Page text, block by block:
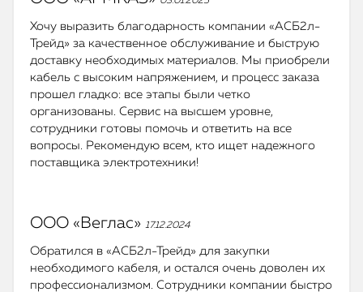
Хочу выразить благодарность компании «АСБ2л-
Трейд» за качественное обслуживание и быструю
доставку необходимых материалов. Мы приобрели
кабель с высоким напряжением, и процесс заказа
прошел гладко: все этапы были четко
организованы. Сервис на высшем уровне,
сотрудники готовы помочь и ответить на все
вопросы. Рекомендую всем, кто ищет надежного
поставщика электротехники!
ООО «Веглас» 17.12.2024
Обратился в «АСБ2л-Трейд» для закупки
необходимого кабеля, и остался очень доволен их
профессионализмом. Сотрудники компании быстро